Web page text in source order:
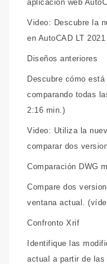
aplicación web
Video: Descubre la
en AutoCAD LT 2021
Diseños anteriores
Descubre cómo
comparando todas
2:16 min.)
Video: Utiliza la
comparar dos
Comparación DWG
Compare dos
ventana actual.
Confronto Xrif
Identifique las
actual a partir de las